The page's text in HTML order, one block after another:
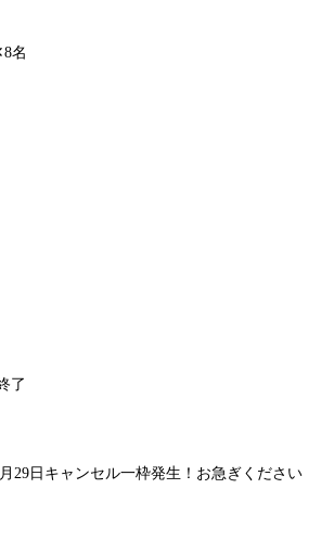
名
了
29日キャンセル一枠発生！お急ぎください